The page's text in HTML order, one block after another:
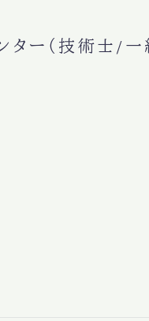
ター（技術士/一